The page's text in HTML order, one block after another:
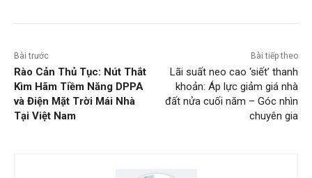
Bài trước
Rào Cản Thủ Tục: Nút Thắt
Kìm Hãm Tiềm Năng DPPA
và Điện Mặt Trời Mái Nhà
Tại Việt Nam
Bài tiếp theo
Lãi suất neo cao ‘siết’ thanh
khoản: Áp lực giảm giá nhà
đất nửa cuối năm – Góc nhìn
chuyên gia